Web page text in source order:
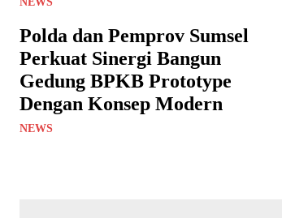
Polda dan Pemprov Sumsel
Perkuat Sinergi Bangun
Gedung BPKB Prototype
Dengan Konsep Modern
NEWS